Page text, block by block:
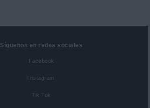
Síguenos en redes sociales
Facebook
Instagram
Tik Tok